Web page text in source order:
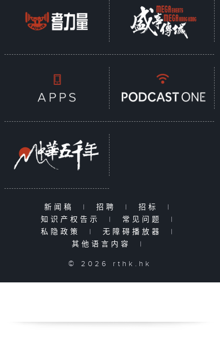
新闻稿 | 招聘 | 招标
|
知识产权告示
| 常见问题
|
私隐政策
| 无障碍播放器
|
其他语言内容
|
© 2026 rthk.hk